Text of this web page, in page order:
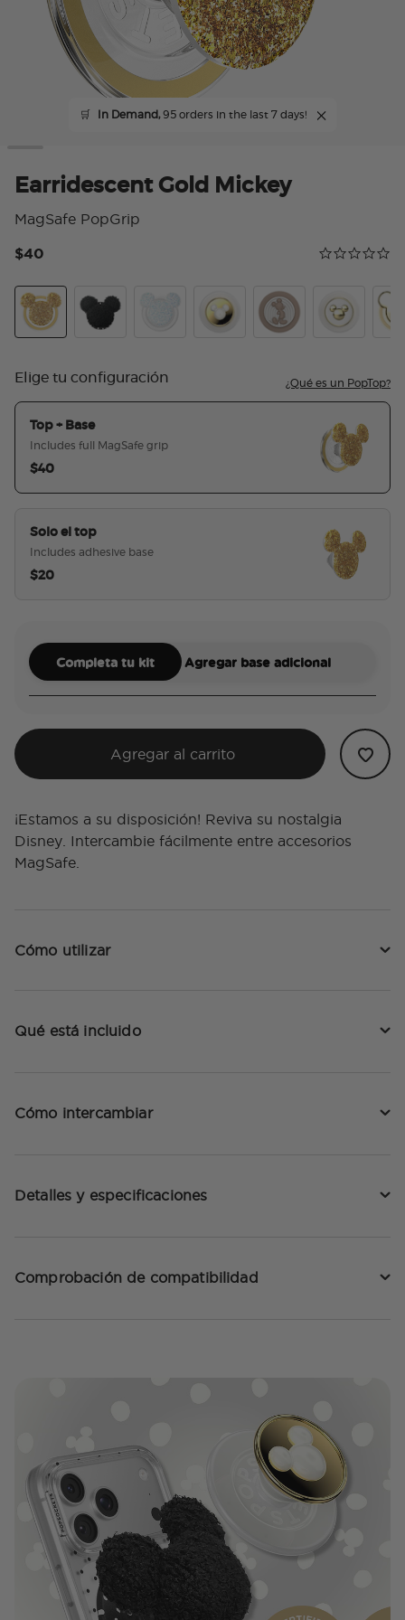
🛒 In Demand,95 orders in the last 7 days!
Earridescent Gold Mickey
MagSafe PopGrip
Calificación
0.0 star rating
$40
Elige tu configuración ¿Qué es un PopTop?
Top + Base
Includes full MagSafe grip
$40
Solo el top
Includes adhesive base
$20
Completa tu kit Agregar base adicional
Agregar al carrito
¡Estamos a su disposición! Reviva su nostalgia
Disney. Intercambie fácilmente entre accesorios
MagSafe.
Cómo utilizar
Qué está incluido
Cómo intercambiar
Detalles y especificaciones
Comprobación de compatibilidad